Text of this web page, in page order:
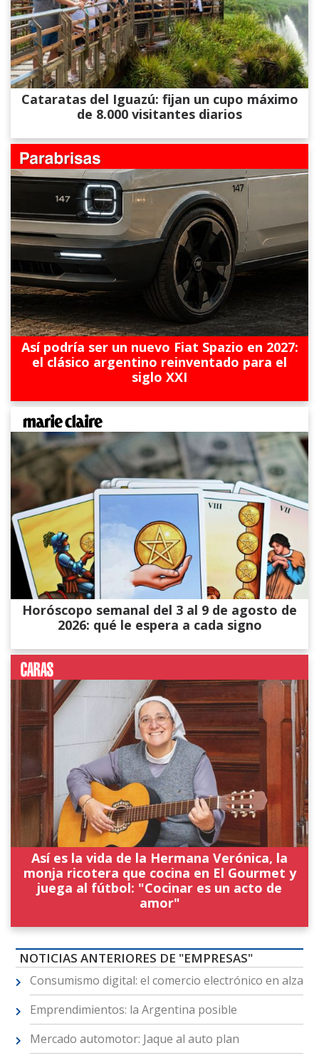
Cataratas del Iguazú: fijan un cupo máximo
de 8.000 visitantes diarios
Así podría ser un nuevo Fiat Spazio en 2027:
el clásico argentino reinventado para el
siglo XXI
Horóscopo semanal del 3 al 9 de agosto de
2026: qué le espera a cada signo
Así es la vida de la Hermana Verónica, la
monja ricotera que cocina en El Gourmet y
juega al fútbol: "Cocinar es un acto de
amor"
NOTICIAS ANTERIORES DE "EMPRESAS"
Consumismo digital: el comercio electrónico en alza
Emprendimientos: la Argentina posible
Mercado automotor: Jaque al auto plan